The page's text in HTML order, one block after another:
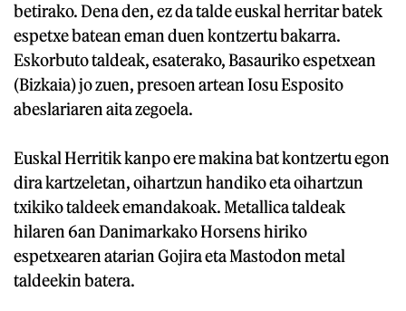
betirako. Dena den, ez da talde euskal herritar batek
espetxe batean eman duen kontzertu bakarra.
Eskorbuto taldeak, esaterako, Basauriko espetxean
(Bizkaia) jo zuen, presoen artean Iosu Esposito
abeslariaren aita zegoela.
Euskal Herritik kanpo ere makina bat kontzertu egon
dira kartzeletan, oihartzun handiko eta oihartzun
txikiko taldeek emandakoak. Metallica taldeak
hilaren 6an Danimarkako Horsens hiriko
espetxearen atarian Gojira eta Mastodon metal
taldeekin batera.